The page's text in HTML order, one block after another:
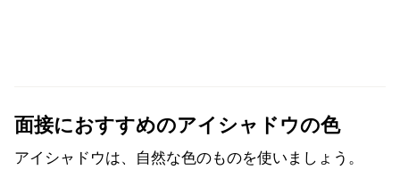
面接におすすめのアイシャドウの色
アイシャドウは、自然な色のものを使いましょう。